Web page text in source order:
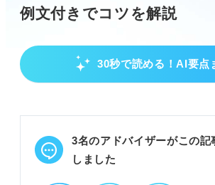
例文付きでコツを解説
30秒で読める！AI要点
企業理念志望動機の準備
例：周囲を明るくする価値観と「毎
みにする」企業理念を結びつける
3名のアドバイザーがこの記
しました